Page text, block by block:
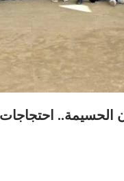
احتجاجات